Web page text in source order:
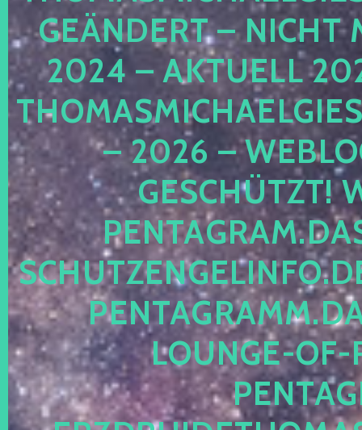
GEÄNDERT – NICHT
2024 – AKTUELL
– 2026 –
ESCHÜTZT!
OUNGE-OF-